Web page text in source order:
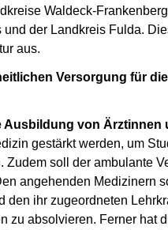
Waldeck-
der Landkreis Fulda.
aus.
Versorgung für
von Ärztinnen
gestärkt werden, um
soll der ambulante
angehenden Medizinern
ihr zugeordneten
zu absolvieren. Ferner hat